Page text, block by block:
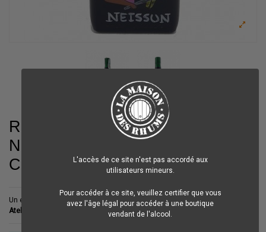
L'accès de ce site n'est pas accordé aux
utilisateurs mineurs.
Pour accéder à ce site, veuillez certifier que vous
avez l'âge légal pour accéder à une boutique
vendant de l'alcool.
Rhum Tatanka
Neisson Blanc Le
Coupeur Rose 2020 50%
Un excellent Rhum Agricole Neisson
orné d'une peinture réalisée par les
Ateliers Tatanka